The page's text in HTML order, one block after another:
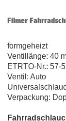
Filmer
formgeheizt
Ventillänge: 40
ETRTO-Nr.: 57-
Ventil: Auto
Verpackung: